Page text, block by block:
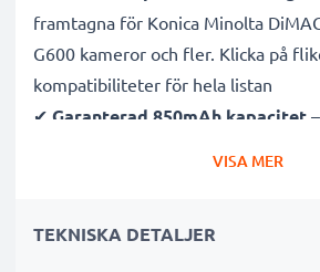
framtagna för Konica Minolta
G600 kameror och fler. Klicka på
kompatibiliteter för hela listan
✔ Garanterad 850mAh kapacitet
✔Hög kvalitet & säkerhet
VISA MER
TEKNISKA DETALJER